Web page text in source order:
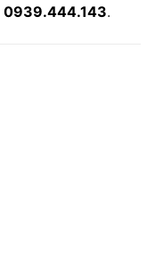
0939.444.143.